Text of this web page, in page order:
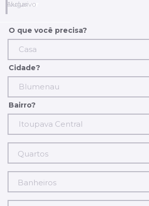
Comprar
Alugar
Exclusivo
O que você precisa?
Casa
Cidade?
Blumenau
Bairro?
Itoupava Central